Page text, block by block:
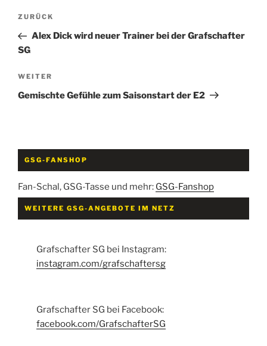
Beitragsnavigation
Vorheriger
Beitrag
ZURÜCK
Alex Dick wird neuer Trainer bei der Grafschafter
SG
Nächster
Beitrag
WEITER
Gemischte Gefühle zum Saisonstart der E2
GSG-FANSHOP
Fan-Schal, GSG-Tasse und mehr: GSG-Fanshop
WEITERE GSG-ANGEBOTE IM NETZ
Grafschafter SG bei Instagram:
instagram.com/grafschaftersg
Grafschafter SG bei Facebook:
facebook.com/GrafschafterSG